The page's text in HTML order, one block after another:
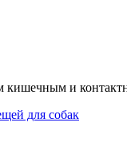
и
для собак